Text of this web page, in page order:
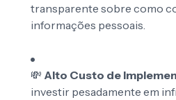
transparente sobre como
informações pessoais.
💸 Alto Custo de
investir pesadamente em